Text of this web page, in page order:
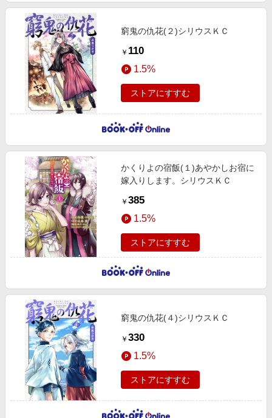
窮鬼の仇花(２)シリウスＫＣ
￥ 110
1.5%
ストアにすすむ
かくりよの宿飯(１)あやかしお宿に
嫁入りします。シリウスＫＣ
￥ 385
1.5%
ストアにすすむ
窮鬼の仇花(４)シリウスＫＣ
￥ 330
1.5%
ストアにすすむ